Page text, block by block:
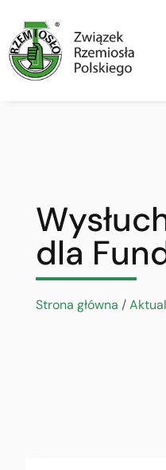
dla
Strona główna /